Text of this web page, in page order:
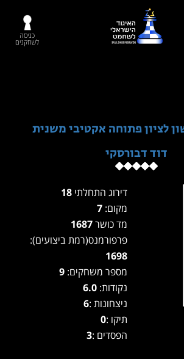
כניסה
לשחקנים
לציון פתוחה אקטיבי משנית
דוד דבורסקי
דירוג התחלתי
מקום:
מד כושר
פרפורמנס(רמת ביצועים):
1698
מספר משחקים:
נקודות: 6.0
ניצחונות :6
תיקו :0
הפסדים :3